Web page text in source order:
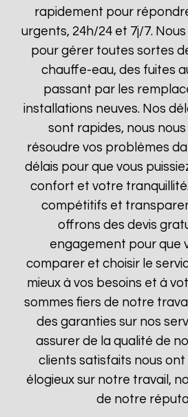
rapidement pour
urgents, 24h/24 et 7j/7.
pour gérer toutes sortes
chauffe-eau, des fuites
passant par les
installations neuves. Nos
sont rapides, nous
résoudre vos problèmes
délais pour que vous
confort et votre
compétitifs et
offrons des devis
engagement pour que
comparer et choisir le
mieux à vos besoins et à
sommes fiers de notre
des garanties sur nos
assurer de la qualité de
clients satisfaits nous ont
élogieux sur notre travail,
de notre